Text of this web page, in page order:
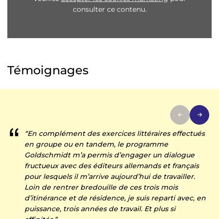
consulter ce contenu.
Témoignages
“En complément des exercices littéraires effectués
en groupe ou en tandem, le programme
Goldschmidt m’a permis d’engager un dialogue
fructueux avec des éditeurs allemands et français
pour lesquels il m’arrive aujourd’hui de travailler.
Loin de rentrer bredouille de ces trois mois
d’itinérance et de résidence, je suis reparti avec, en
puissance, trois années de travail. Et plus si